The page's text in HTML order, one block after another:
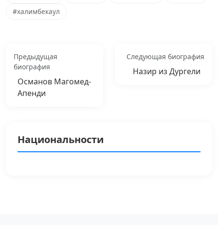
#халимбекаул
Предыдущая
биография
Османов Магомед-
Апенди
Следующая биография
Назир из Дургели
Национальности